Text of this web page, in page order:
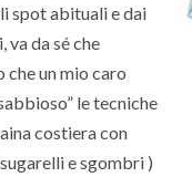
spot abituali e dai
da sé che
che un mio caro
le tecniche
costiera con
e sgombri )